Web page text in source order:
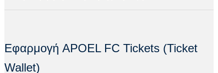
Εφαρμογή APOEL FC Tickets (Ticket
Wallet)